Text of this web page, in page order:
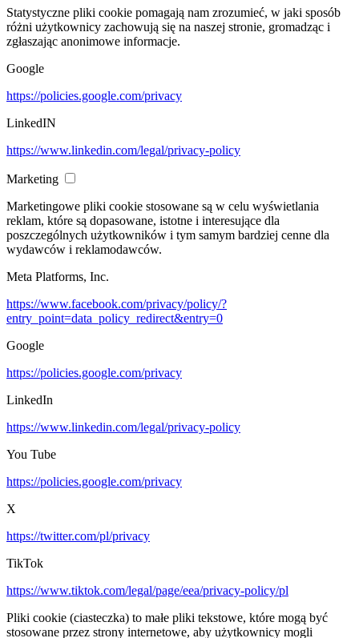
Statystyczne pliki cookie pomagają nam zrozumieć, w jaki sposób
różni użytkownicy zachowują się na naszej stronie, gromadząc i
zgłaszając anonimowe informacje.
Google
https://policies.google.com/privacy
LinkedIN
https://www.linkedin.com/legal/privacy-policy
Marketing
Marketingowe pliki cookie stosowane są w celu wyświetlania
reklam, które są dopasowane, istotne i interesujące dla
poszczególnych użytkowników i tym samym bardziej cenne dla
wydawców i reklamodawców.
Meta Platforms, Inc.
https://www.facebook.com/privacy/policy/?
entry_point=data_policy_redirect&entry=0
Google
https://policies.google.com/privacy
LinkedIn
https://www.linkedin.com/legal/privacy-policy
You Tube
https://policies.google.com/privacy
X
https://twitter.com/pl/privacy
TikTok
https://www.tiktok.com/legal/page/eea/privacy-policy/pl
Pliki cookie (ciasteczka) to małe pliki tekstowe, które mogą być
stosowane przez strony internetowe, aby użytkownicy mogli